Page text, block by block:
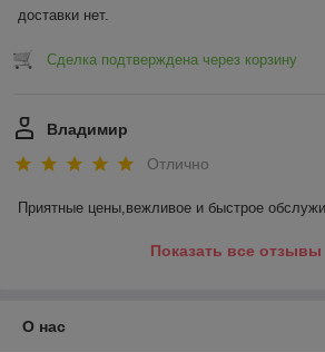
доставки нет.
Сделка подтверждена через корзину
Владимир
Отлично
Приятные цены,вежливое и быстрое
Показать все отзывы
О нас